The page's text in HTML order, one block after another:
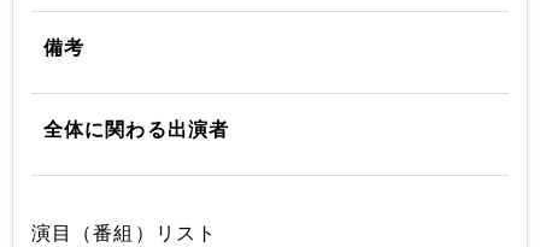
備考
全体に関わる出演者
演目（番組）リスト